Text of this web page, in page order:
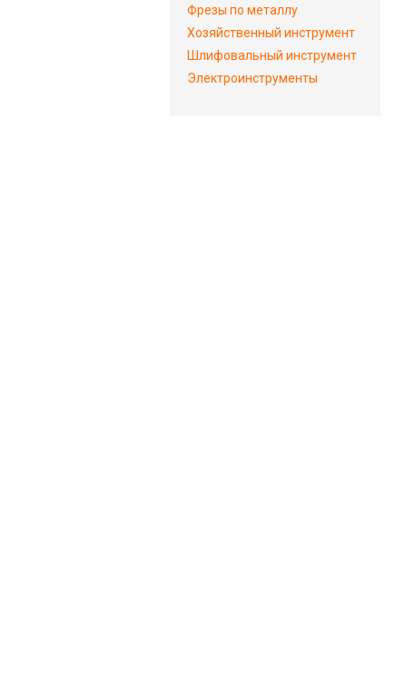
Фрезы по металлу
Хозяйственный инструмент
Шлифовальный инструмент
Электроинструменты